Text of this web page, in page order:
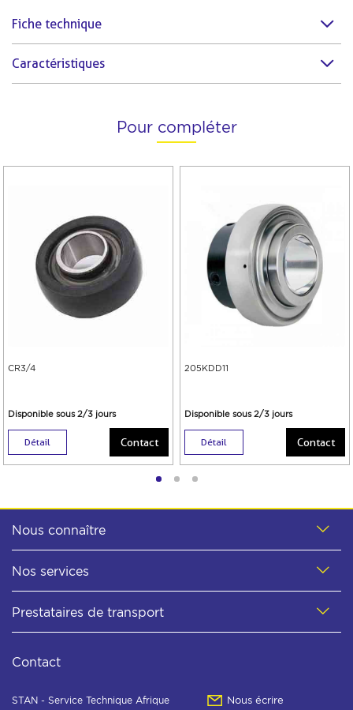
Fiche technique
Caractéristiques
Pour compléter
CR3/4
Disponible sous 2/3 jours
Détail Contact
205KDD11
Disponible sous 2/3 jours
Détail Contact
Nous connaître
Nos services
Prestataires de transport
Contact
STAN - Service Technique Afrique
Nous écrire